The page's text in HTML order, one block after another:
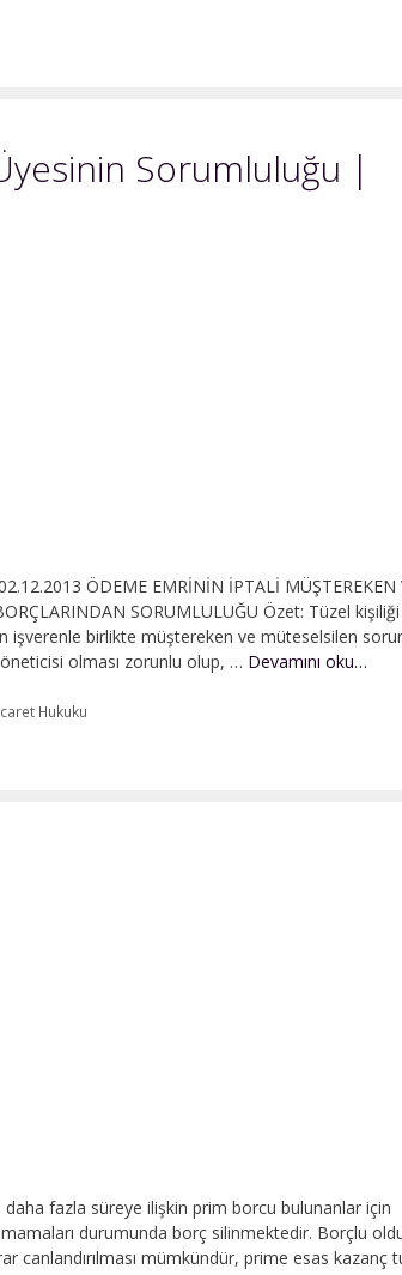
Sorumluluğu |
ÖDEME EMRİNİN İPTALİ MÜŞTEREKEN
SORUMLULUĞU Özet: Tüzel kişiliği
birlikte müştereken ve müteselsilen
olması zorunlu olup, … Devamını oku…
Hukuku
daha fazla süreye ilişkin prim borcu bulunanlar için
durumunda borç silinmektedir. Borçlu
canlandırılması mümkündür, prime esas kazanç